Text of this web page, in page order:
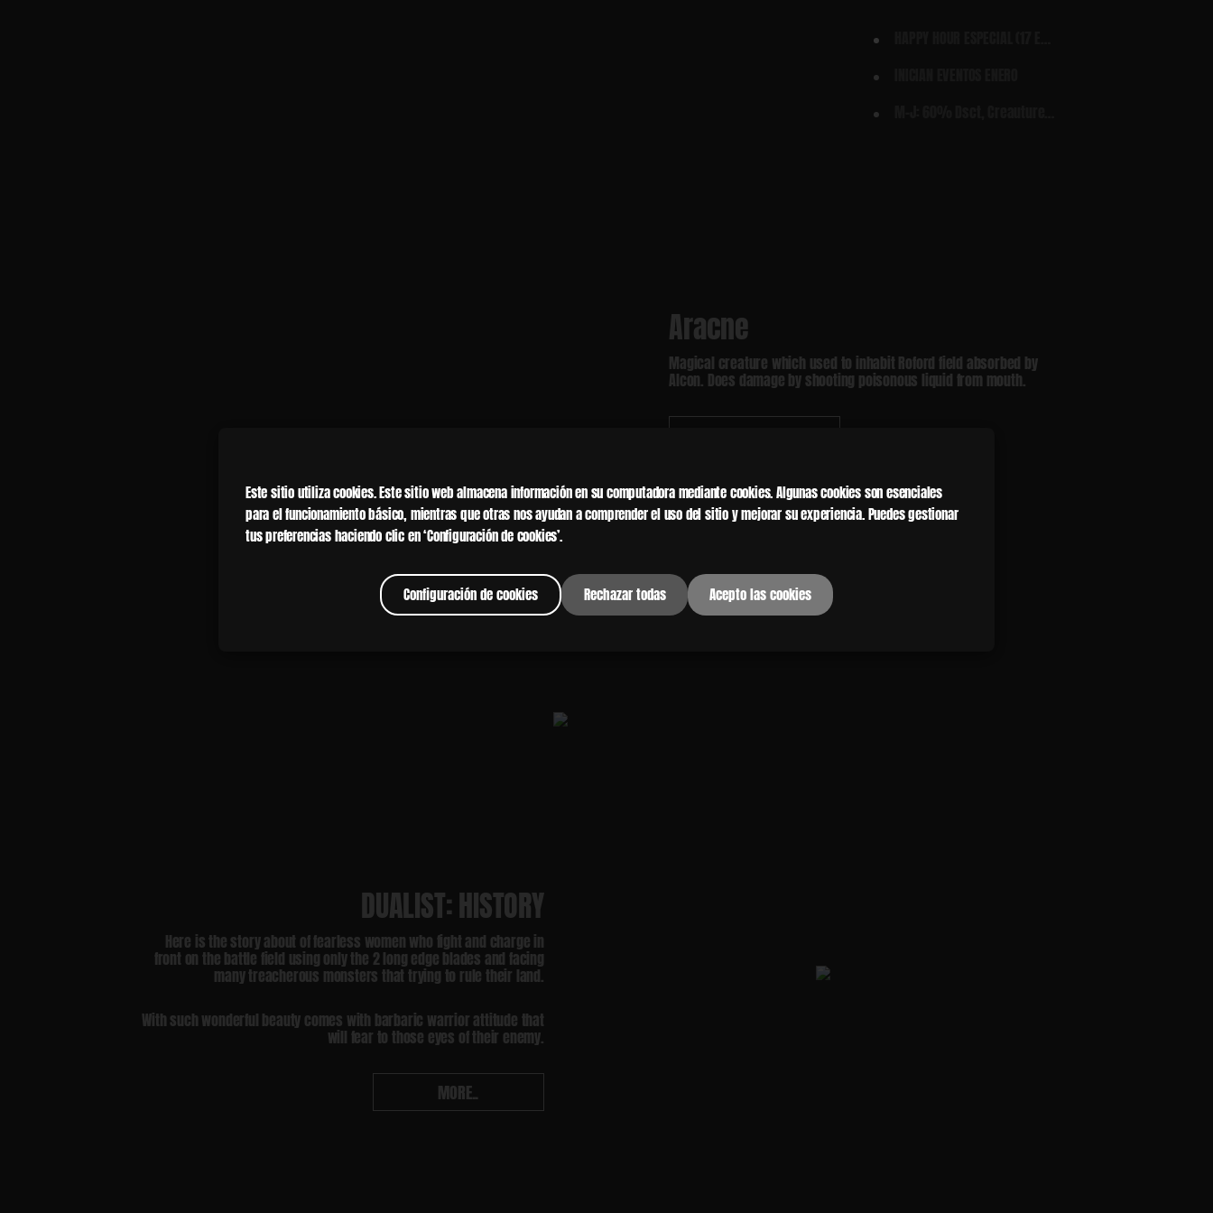
Este sitio utiliza cookies. Este sitio web almacena información en su computadora mediante cookies. Algunas cookies son esenciales
para el funcionamiento básico, mientras que otras nos ayudan a comprender el uso del sitio y mejorar su experiencia. Puedes gestionar
tus preferencias haciendo clic en ‘Configuración de cookies’.
Configuración de cookies Rechazar todas Acepto las cookies
Aracne
Magical creature which used to inhabit Roford field absorbed by
Alcon. Does damage by shooting poisonous liquid from mouth.
DUALIST: HISTORY
Here is the story about of fearless women who fight and charge in
front on the battle field using only the 2 long edge blades and facing
many treacherous monsters that trying to rule their land.
With such wonderful beauty comes with barbaric warrior attitude that
will fear to those eyes of their enemy.
MORE..